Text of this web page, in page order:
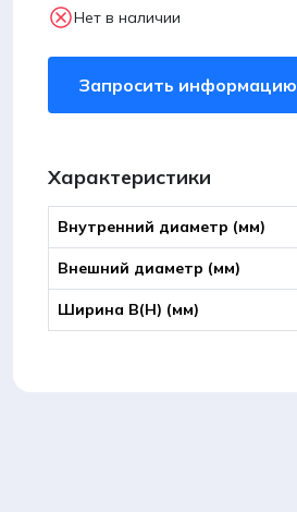
Нет в наличии
Запросить информацию
Характеристики
Внутренний диаметр (мм)
Внешний диаметр (мм)
Ширина B(Н) (мм)